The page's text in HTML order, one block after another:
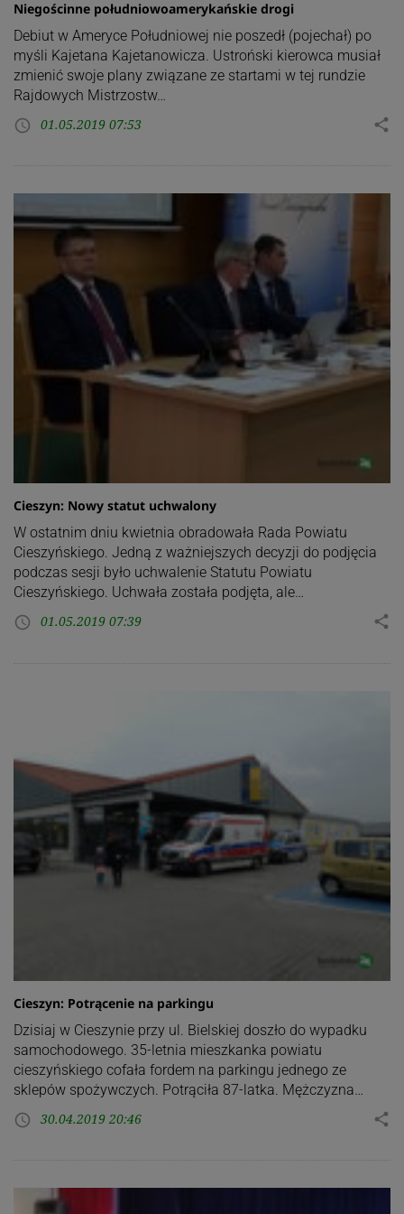
Niegościnne południowoamerykańskie drogi
Debiut w Ameryce Południowej nie poszedł (pojechał) po
myśli Kajetana Kajetanowicza. Ustroński kierowca musiał
zmienić swoje plany związane ze startami w tej rundzie
Rajdowych Mistrzostw…
access_time 01.05.2019 07:53 share
Cieszyn: Nowy statut uchwalony
W ostatnim dniu kwietnia obradowała Rada Powiatu
Cieszyńskiego. Jedną z ważniejszych decyzji do podjęcia
podczas sesji było uchwalenie Statutu Powiatu
Cieszyńskiego. Uchwała została podjęta, ale…
access_time 01.05.2019 07:39 share
Cieszyn: Potrącenie na parkingu
Dzisiaj w Cieszynie przy ul. Bielskiej doszło do wypadku
samochodowego. 35-letnia mieszkanka powiatu
cieszyńskiego cofała fordem na parkingu jednego ze
sklepów spożywczych. Potrąciła 87-latka. Mężczyzna…
access_time 30.04.2019 20:46 share